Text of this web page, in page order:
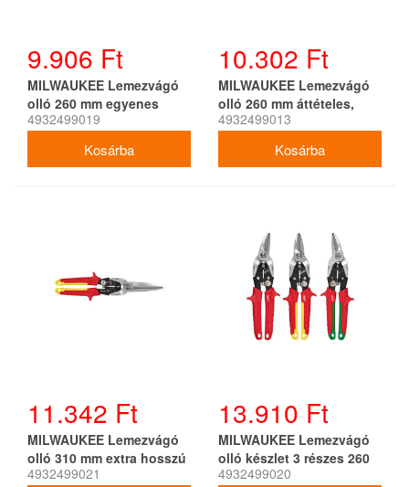
9.906 Ft
MILWAUKEE Lemezvágó
olló 260 mm egyenes
áttételes
4932499019
10.302 Ft
MILWAUKEE Lemezvágó
olló 260 mm áttételes,
balos (48224512)
4932499013
11.342 Ft
MILWAUKEE Lemezvágó
olló 310 mm extra hosszú
Egyenes (sárga)
4932499021
13.910 Ft
MILWAUKEE Lemezvágó
olló készlet 3 részes 260
mm (jobbos, balos,
4932499020